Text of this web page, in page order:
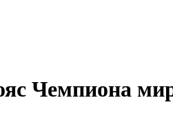
Чемпиона